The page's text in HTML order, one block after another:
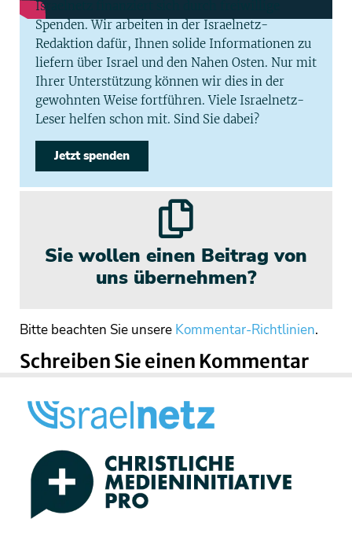
Israelnetz finanziert sich durch freiwillige
Spenden. Wir arbeiten in der Israelnetz-
Redaktion dafür, Ihnen solide Informationen zu
liefern über Israel und den Nahen Osten. Nur mit
Ihrer Unterstützung können wir dies in der
gewohnten Weise fortführen. Viele Israelnetz-
Leser helfen schon mit. Sind Sie dabei?
Jetzt spenden
Sie wollen einen Beitrag von
uns übernehmen?
Bitte beachten Sie unsere Kommentar-Richtlinien.
Schreiben Sie einen Kommentar